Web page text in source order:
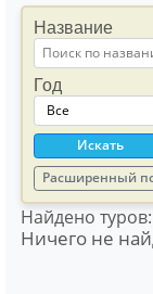
Название
Год
Искать
Расширенный
Найдено туров:
Ничего не